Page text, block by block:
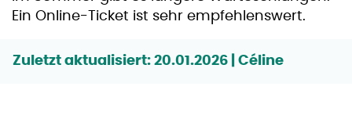
Ein Online-Ticket ist sehr empfehlenswert.
Zuletzt aktualisiert: 20.01.2026 | Céline